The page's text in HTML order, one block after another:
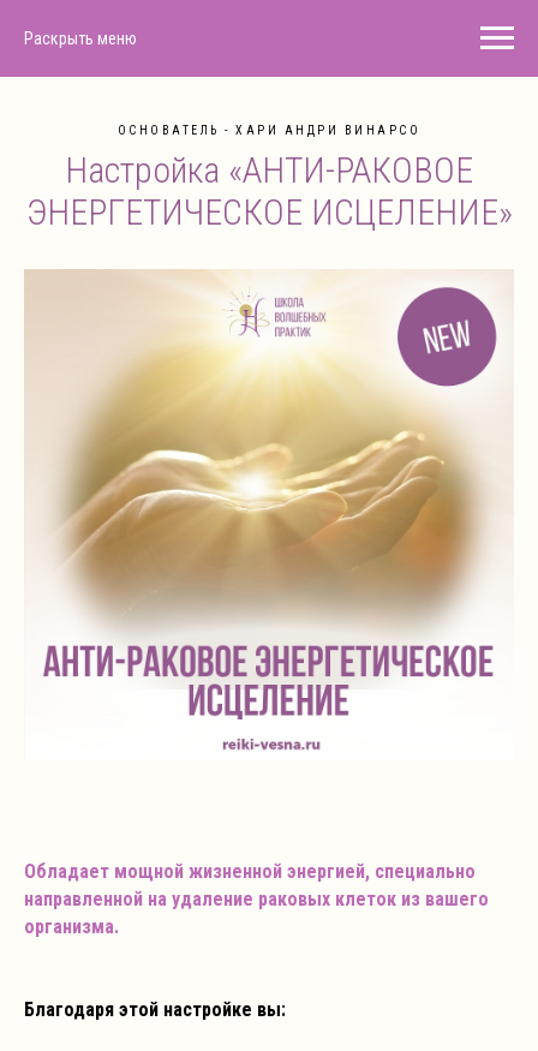
Раскрыть меню
ОСНОВАТЕЛЬ - ХАРИ АНДРИ ВИНАРСО
Настройка «АНТИ-РАКОВОЕ
ЭНЕРГЕТИЧЕСКОЕ ИСЦЕЛЕНИЕ»
Обладает мощной жизненной энергией, специально
направленной на удаление раковых клеток из вашего
организма.
Благодаря этой настройке вы: